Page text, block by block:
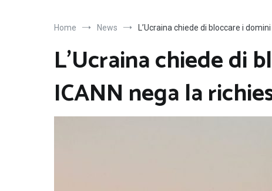
Home News L’Ucraina chiede di bloccare i
L’Ucraina chiede di
ICANN nega la